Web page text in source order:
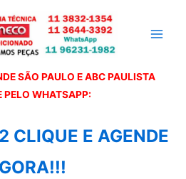
SÃO PAULO E ABC PAULISTA
PELO WHATSAPP:
CLIQUE E AGENDE